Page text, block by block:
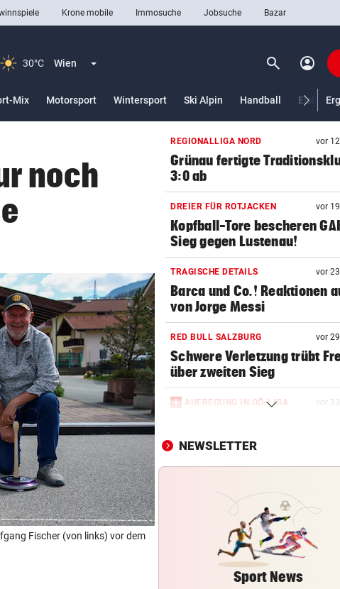
Krone mobile Immosuche Jobsuche Bazar
30°C Wien Menü aufklappen search Suchen
account_circle
Mix Motorsport Wintersport Ski Alpin Handball
noch
Fischer (von links) vor dem
REGIONALLIGA NORD vor
Grünau fertigte
3:0 ab
DREIER FÜR ROTJACKEN vor
Kopfball-Tore bescheren
Sieg gegen Lustenau!
TRAGISCHE DETAILS vor
Barca und Co.! Reaktionen
von Jorge Messi
RED BULL SALZBURG vor
Schwere Verletzung trübt
über zweiten Sieg
AUFREGUNG IN OÖ-LIGA vor
wirklich notwendig?
NEO-RIEDER SCHWAB vor
einen Titel“
IM STEIRISCHEN REVIER
Vom „Juniorpartner“ zum
Liga-Rivalen
NEWSLETTER
Sport News